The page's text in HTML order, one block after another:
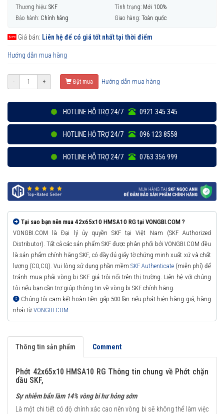
Thương hiệu: SKF Tình trạng: Mới 100%
Bảo hành: Chính hãng Giao hàng: Toàn quốc
Giá bán: Liên hệ để có giá tốt nhất tại thời điểm
Hướng dẫn mua hàng
- + Đặt mua Hướng dẫn mua hàng
HOTLINE HỖ TRỢ 24/7 0921 345 345
HOTLINE HỖ TRỢ 24/7 096 123 8558
HOTLINE HỖ TRỢ 24/7 0763 356 999
Tại sao bạn nên mua 42x65x10 HMSA10 RG tại VONGBI.COM ?
VONGBI.COM là Đại lý ủy quyền SKF tại Việt Nam (SKF Authorized
Distributor). Tất cả các sản phẩm SKF được phân phối bởi VONGBI.COM đều
là sản phẩm chính hãng SKF, có đầy đủ giấy tờ chứng minh xuất xứ và chất
lượng (CO,CQ). Vui lòng sử dụng phần mềm SKF Authenticate (miễn phí) để
tránh mua phải vòng bi SKF giả trôi nổi trên thị trường. Liên hệ với chúng
tôi nếu bạn cần trợ giúp thông tin về vòng bi SKF chính hãng.
Chúng tôi cam kết hoàn tiền gấp 500 lần nếu phát hiện hàng giả, hàng
nhái từ VONGBI.COM
Thông tin sản phẩm Comment
Phớt 42x65x10 HMSA10 RG Thông tin chung về Phớt chặn
dầu SKF,
Sự nhiễm bẩn làm 14% vòng bi hư hỏng sớm
Là một chi tiết có độ chính xác cao nên vòng bi sẽ không thể làm việc